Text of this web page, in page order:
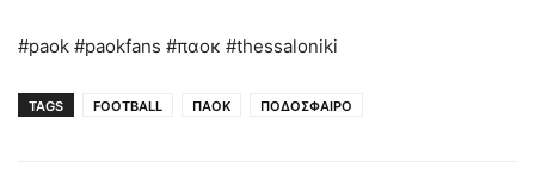
#paok #paokfans #παοκ #thessaloniki
TAGS FOOTBALL ΠΑΟΚ ΠΟΔΟΣΦΑΙΡΟ